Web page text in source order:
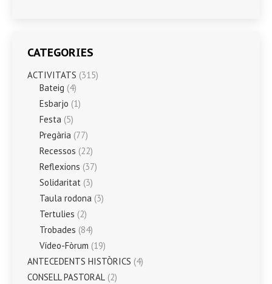
CATEGORIES
ACTIVITATS (315)
Bateig (4)
Esbarjo (1)
Festa (5)
Pregària (77)
Recessos (22)
Reflexions (37)
Solidaritat (3)
Taula rodona (3)
Tertulies (2)
Trobades (84)
Vídeo-Fòrum (19)
ANTECEDENTS HISTÒRICS (4)
CONSELL PASTORAL (2)